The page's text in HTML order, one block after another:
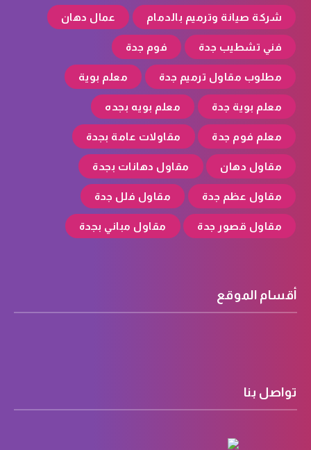
شركة صيانة وترميم بالدمام عمال دهان
فني تشطيب جدة فوم جدة
مطلوب مقاول ترميم جدة معلم بوية
معلم بوية جدة معلم بويه بجده
معلم فوم جدة مقاولات عامة بجدة
مقاول دهان مقاول دهانات بجدة
مقاول عظم جدة مقاول فلل جدة
مقاول قصور جدة مقاول مباني بجدة
أقسام الموقع
تواصل بنا